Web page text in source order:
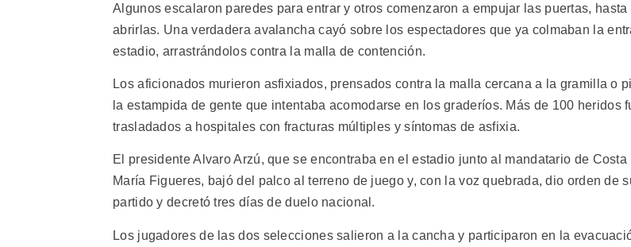
Algunos escalaron paredes para entrar y otros comenzaron a empujar las puertas, hasta
abrirlas. Una verdadera avalancha cayó sobre los espectadores que ya colmaban la
estadio, arrastrándolos contra la malla de contención.
Los aficionados murieron asfixiados, prensados contra la malla cercana a la gramilla o
la estampida de gente que intentaba acomodarse en los graderíos. Más de 100 heridos
trasladados a hospitales con fracturas múltiples y síntomas de asfixia.
El presidente Alvaro Arzú, que se encontraba en el estadio junto al mandatario de
María Figueres, bajó del palco al terreno de juego y, con la voz quebrada, dio orden de
partido y decretó tres días de duelo nacional.
Los jugadores de las dos selecciones salieron a la cancha y participaron en la